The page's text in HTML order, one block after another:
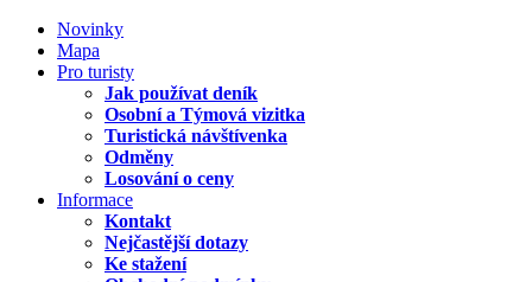
Novinky
Mapa
Pro turisty
Jak používat deník
Osobní a Týmová vizitka
Turistická návštívenka
Odměny
Losování o ceny
Informace
Kontakt
Nejčastější dotazy
Ke stažení